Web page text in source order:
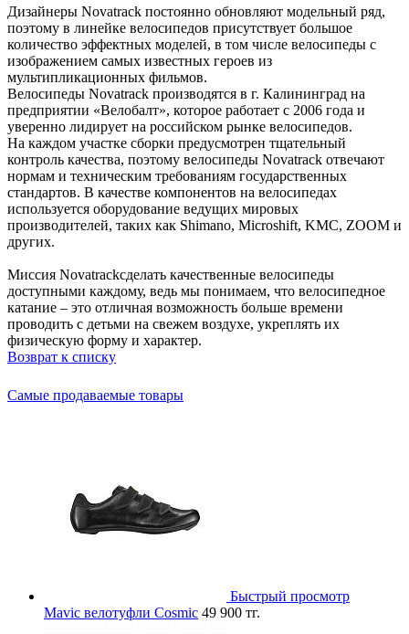
Дизайнеры Novatrack постоянно обновляют модельный ряд,
поэтому в линейке велосипедов присутствует большое
количество эффектных моделей, в том числе велосипеды с
изображением самых известных героев из
мультипликационных фильмов.
Велосипеды Novatrack производятся в г. Калининград на
предприятии «Велобалт», которое работает с 2006 года и
уверенно лидирует на российском рынке велосипедов.
На каждом участке сборки предусмотрен тщательный
контроль качества, поэтому велосипеды Novatrack отвечают
нормам и техническим требованиям государственных
стандартов. В качестве компонентов на велосипедах
используется оборудование ведущих мировых
производителей, таких как Shimano, Microshift, KMC, ZOOM и
других.
Миссия Novatrackсделать качественные велосипеды
доступными каждому, ведь мы понимаем, что велосипедное
катание – это отличная возможность больше времени
проводить с детьми на свежем воздухе, укреплять их
физическую форму и характер.
Возврат к списку
Самые продаваемые товары
Быстрый просмотр
Mavic велотуфли Cosmic 49 900 тг.